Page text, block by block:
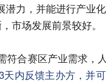
力，并能进行产业化
市场发展前景较好。
符合赛区产业需求，
内反馈主办方，并